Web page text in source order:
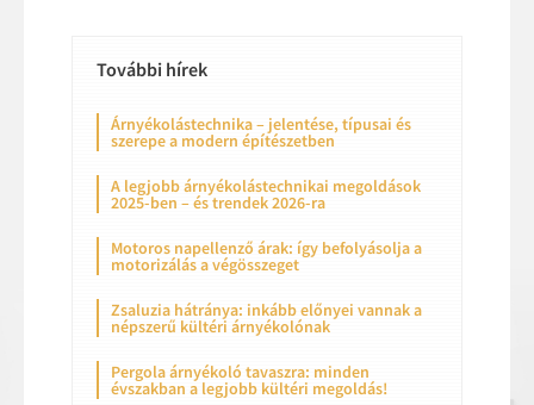
További hírek
Árnyékolástechnika – jelentése, típusai és
szerepe a modern építészetben
A legjobb árnyékolástechnikai megoldások
2025-ben – és trendek 2026-ra
Motoros napellenző árak: így befolyásolja a
motorizálás a végösszeget
Zsaluzia hátránya: inkább előnyei vannak a
népszerű kültéri árnyékolónak
Pergola árnyékoló tavaszra: minden
évszakban a legjobb kültéri megoldás!